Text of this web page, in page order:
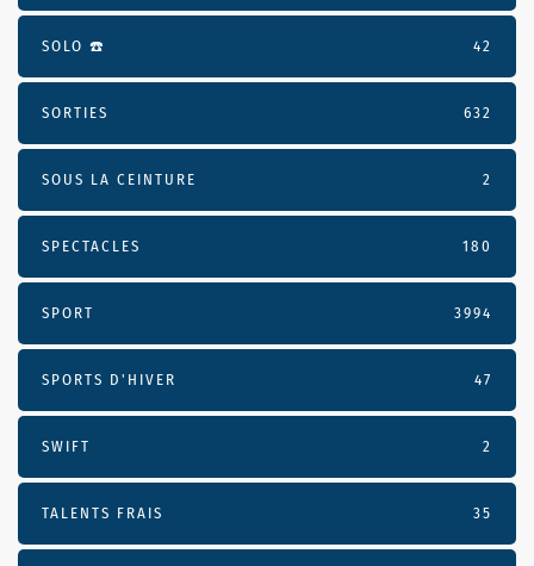
SOLO ☎️ 42
SORTIES 632
SOUS LA CEINTURE 2
SPECTACLES 180
SPORT 3994
SPORTS D'HIVER 47
SWIFT 2
TALENTS FRAIS 35